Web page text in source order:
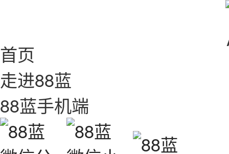
首页
走进88蓝
88蓝手机端